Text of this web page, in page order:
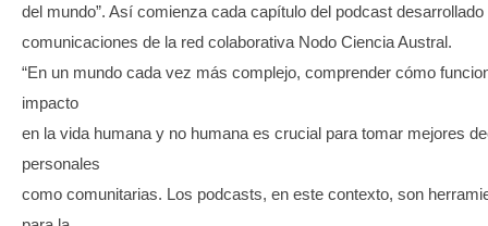
del mundo”. Así comienza cada capítulo del podcast desarrollado
comunicaciones de la red colaborativa Nodo Ciencia Austral.
“En un mundo cada vez más complejo, comprender cómo
impacto
en la vida humana y no humana es crucial para tomar mejores
personales
como comunitarias. Los podcasts, en este contexto, son